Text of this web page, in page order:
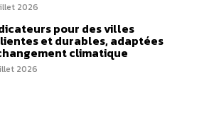
2026
pour des villes
et durables, adaptées
climatique
2026